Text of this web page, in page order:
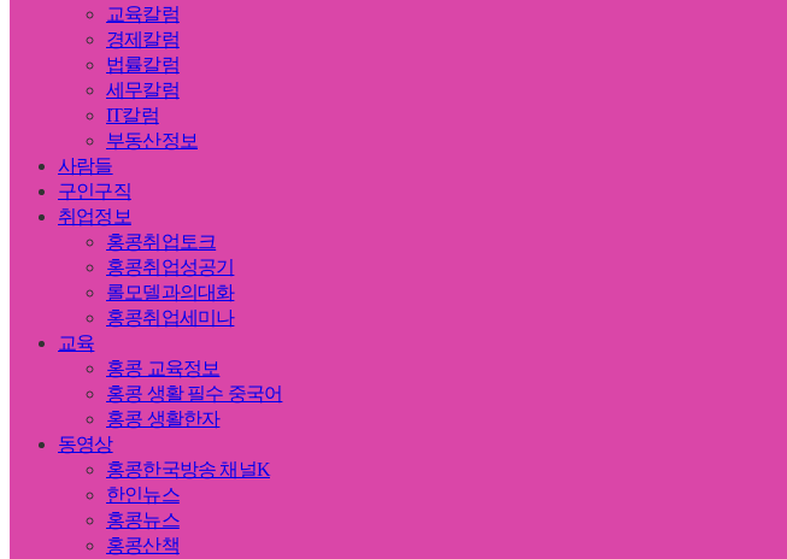
교육칼럼
경제칼럼
법률칼럼
세무칼럼
IT칼럼
부동산정보
사람들
구인구직
취업정보
홍콩취업토크
홍콩취업성공기
롤모델과의대화
홍콩취업세미나
교육
홍콩 교육정보
홍콩 생활 필수 중국어
홍콩 생활한자
동영상
홍콩한국방송 채널K
한인뉴스
홍콩뉴스
홍콩산책